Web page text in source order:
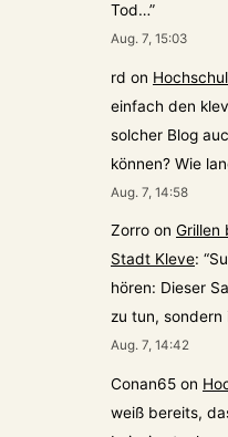
Tod…”
Aug. 7, 15:03
rd on
einfach den
solcher Blog
können? Wie
Aug. 7, 14:58
Zorro on Grillen
Stadt Kleve: “
hören: Dieser
zu tun,
Aug. 7, 14:42
Conan65 on
weiß bereits,